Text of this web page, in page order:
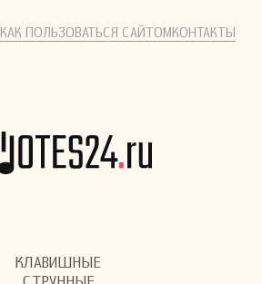
КАК ПОЛЬЗОВАТЬСЯ САЙТОМКОНТАКТЫ
КЛАВИШНЫЕ